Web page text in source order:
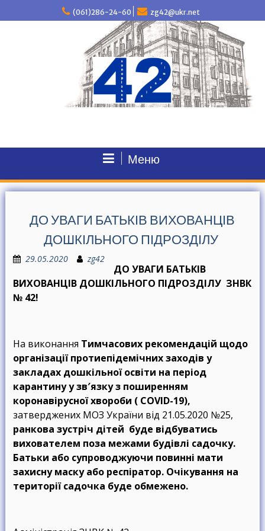
е
у
(061)286-24-60 zg42@ukr.net
Меню
ДО УВАГИ БАТЬКІВ ВИХОВАНЦІВ
ДОШКІЛЬНОГО ПІДРОЗДІЛУ
29.05.2020 zg42
ДО УВАГИ БАТЬКІВ
ВИХОВАНЦІВ ДОШКІЛЬНОГО ПІДРОЗДІЛУ ЗНВК
№ 42!
На виконання Тимчасових рекомендацій щодо
організації протиепідемічних заходів у
закладах дошкільної освіти на період
карантину у зв′язку з поширенням
коронавірусної хвороби ( COVID-19),
затверджених МОЗ України від 21.05.2020 №25,
ранкова зустріч дітей буде відбуватись
вихователем поза межами будівлі садочку.
Батьки або супроводжуючи повинні мати
захисну маску або респіратор. Очікування на
території садочка буде обмежено.